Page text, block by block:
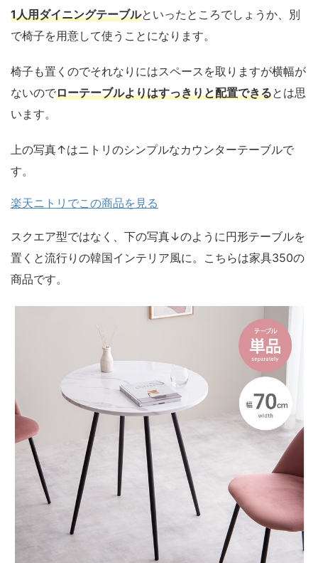
1人用ダイニングテーブルといったところでしょうか、別
で椅子を用意して使うことになります。
椅子も置くのでそれなりにはスペースを取りますが横幅が
ないのでローテーブルよりはすっきりと配置できるとは思
います。
上の写真↑はニトリのシンプルなカウンターテーブルで
す。
楽天ニトリでこの商品を見る
スクエア型ではなく、下の写真↓のように円形テーブルを
置くと流行りの韓国インテリア風に。こちらは家具350の
商品です。